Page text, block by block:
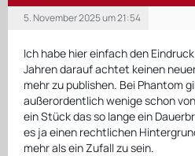
5. November 2025 um 21:54
Ich habe hier einfach den
Jahren darauf achtet keinen
mehr zu publishen. Bei Phantom
außerordentlich wenige schon
ein Stück das so lange ein
es ja einen rechtlichen
mehr als ein Zufall zu sein.